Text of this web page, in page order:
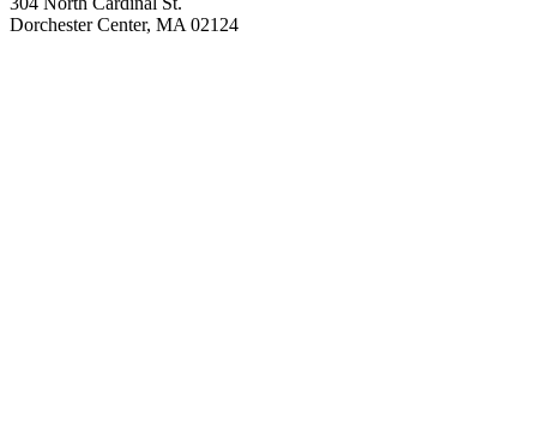
Dorchester Center, MA 02124